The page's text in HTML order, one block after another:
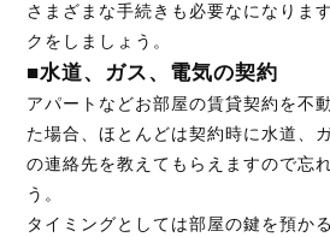
Webから簡単お見
【無料】お見積り依頼
※ その他のお問い合わせは「お
さまざまな手続きも必要なになりま
クをしましょう。
■水道、ガス、電気の契約
アパートなどお部屋の賃貸契約を不
た場合、ほとんどは契約時に水道、
の連絡先を教えてもらえますので忘
う。
タイミングとしては部屋の鍵を預か